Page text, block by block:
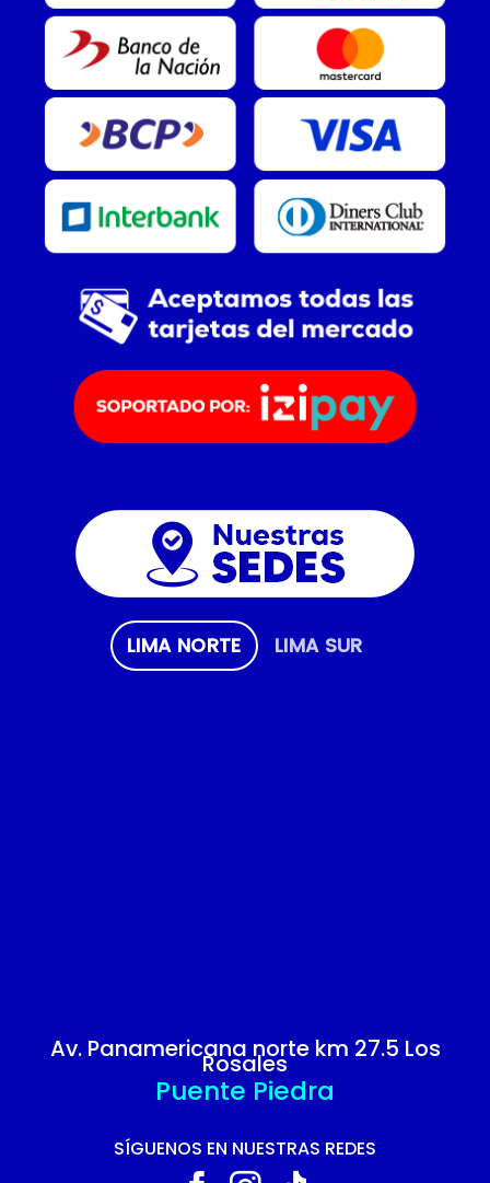
LIMA NORTE LIMA SUR
Av. Panamericana norte km 27.5 Los
Rosales
Puente Piedra
SÍGUENOS EN NUESTRAS REDES